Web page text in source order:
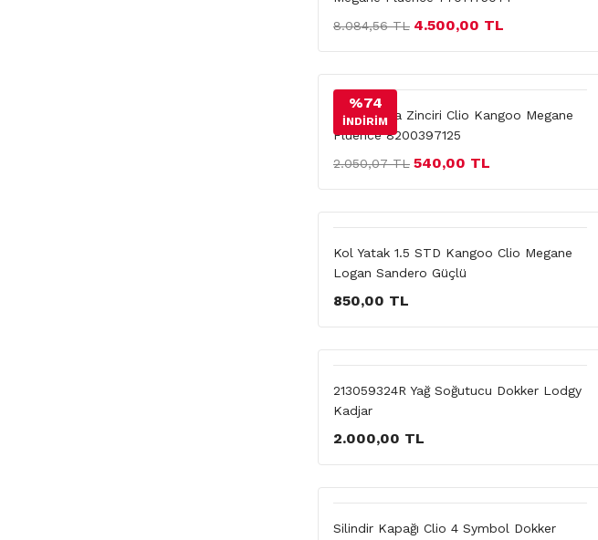
8.084,56 TL 4.500,00 TL
%74
İNDİRİM
Yağ Pompa Zinciri Clio Kangoo Megane
Fluence 8200397125
2.050,07 TL 540,00 TL
Kol Yatak 1.5 STD Kangoo Clio Megane
Logan Sandero Güçlü
850,00 TL
213059324R Yağ Soğutucu Dokker Lodgy
Kadjar
2.000,00 TL
Silindir Kapağı Clio 4 Symbol Dokker